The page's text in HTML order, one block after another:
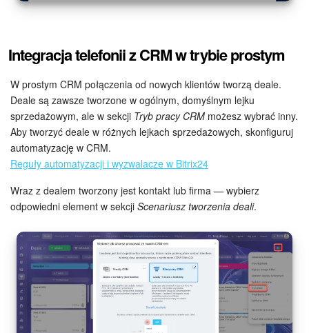
Integracja telefonii z CRM w trybie prostym
W prostym CRM połączenia od nowych klientów tworzą deale.
Deale są zawsze tworzone w ogólnym, domyślnym lejku
sprzedażowym, ale w sekcji Tryb pracy CRM możesz wybrać inny.
Aby tworzyć deale w różnych lejkach sprzedażowych, skonfiguruj
automatyzację w CRM.
Reguły automatyzacji i wyzwalacze w Bitrix24
Wraz z dealem tworzony jest kontakt lub firma — wybierz
odpowiedni element w sekcji Scenariusz tworzenia deali.